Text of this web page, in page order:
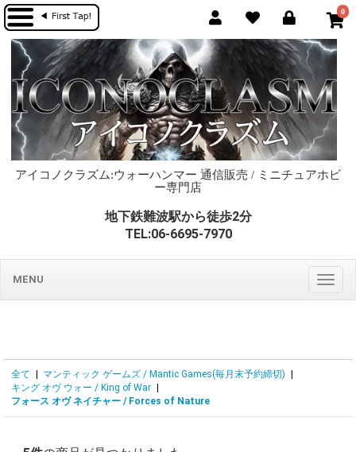
0
アイコノクラズム:ウォーハンマー 通信販売 / ミニチュアホビ
ー専門店
地下鉄難波駅から徒歩2分
TEL:06-6695-7970
MENU
全て マンティック ゲームズ / Mantic Games(毎月末予約締切)
キング オヴ ウォー / King of War
フォース オヴ ネイチャー / Forces of Nature